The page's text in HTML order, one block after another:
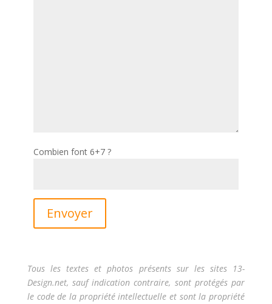
Combien font 6+7 ?
Envoyer
Tous les textes et photos présents sur les sites 13-
Design.net, sauf indication contraire, sont protégés par
le code de la propriété intellectuelle et sont la propriété